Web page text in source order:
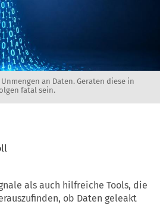
an Daten. Geraten diese in
fatal sein.
als auch hilfreiche Tools, die
ob Daten geleakt